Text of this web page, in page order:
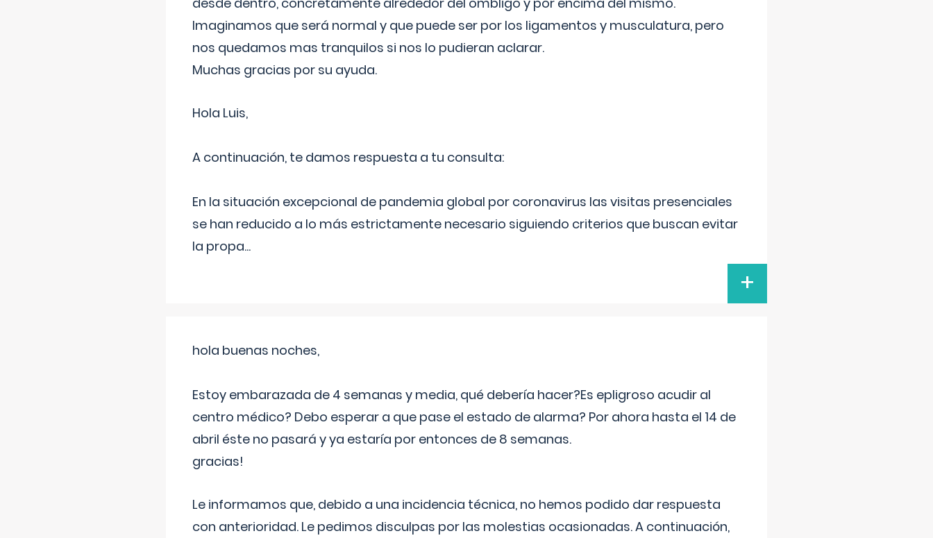
Imaginamos que será normal y que puede ser por los ligamentos y musculatura, pero
nos quedamos mas tranquilos si nos lo pudieran aclarar.
Muchas gracias por su ayuda.
Hola Luis,
A continuación, te damos respuesta a tu consulta:
En la situación excepcional de pandemia global por coronavirus las visitas presenciales
se han reducido a lo más estrictamente necesario siguiendo criterios que buscan evitar
la propa...
+
hola buenas noches,
Estoy embarazada de 4 semanas y media, qué debería hacer?Es epligroso acudir al
centro médico? Debo esperar a que pase el estado de alarma? Por ahora hasta el 14 de
abril éste no pasará y ya estaría por entonces de 8 semanas.
gracias!
Le informamos que, debido a una incidencia técnica, no hemos podido dar respuesta
con anterioridad. Le pedimos disculpas por las molestias ocasionadas. A continuación,